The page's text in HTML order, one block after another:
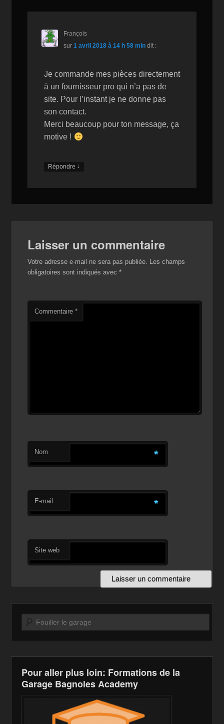
François
sur 1 avril 2018 à 14 h 58 min dit :
Je commande mes pièces directement
à un fournisseur pro qui n’a pas de
site. Pour l’instant je ne donne pas
son contact.
Merci beaucoup pour ton message, ça
motive !
Répondre ↓
Laisser un commentaire
Votre adresse e-mail ne sera pas publiée.
Les champs
obligatoires sont indiqués avec*
Commentaire*
Nom *
E-mail *
Site web
Recherche
Pour aller plus loin: Formations de la
Garage Bagnoles Academy